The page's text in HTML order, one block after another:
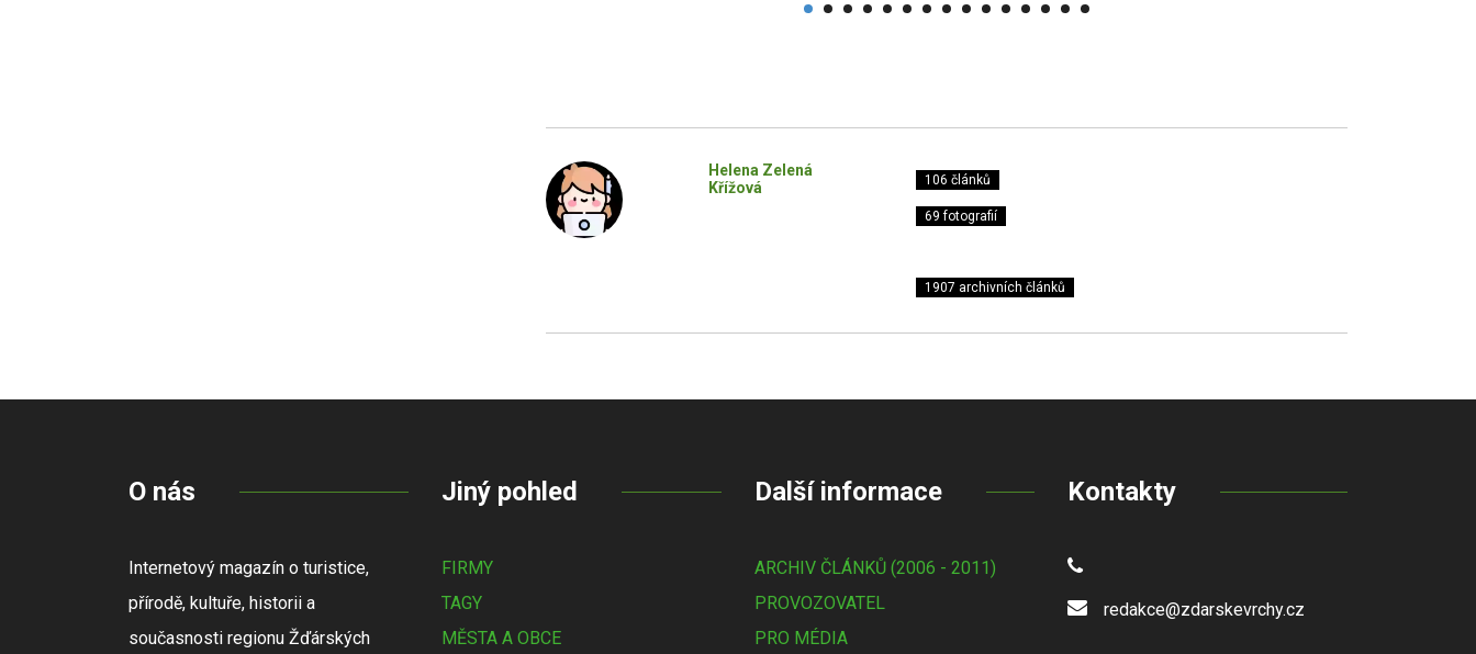
Helena Zelená
Křížová
106 článků
69 fotografií
1907 archivních článků
O nás
Internetový magazín o turistice,
přírodě, kultuře, historii a
současnosti regionu Žďárských
Jiný pohled
FIRMY
TAGY
MĚSTA A OBCE
Další informace
ARCHIV ČLÁNKŮ (2006 - 2011)
PROVOZOVATEL
PRO MÉDIA
Kontakty
redakce@zdarskevrchy.cz